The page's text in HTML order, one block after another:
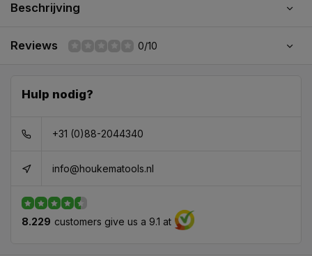
Beschrijving
Reviews 0/10
Hulp nodig?
+31 (0)88-2044340
info@houkematools.nl
8.229 customers give us a 9.1 at